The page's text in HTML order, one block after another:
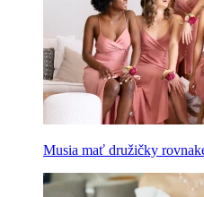
Musia mať družičky